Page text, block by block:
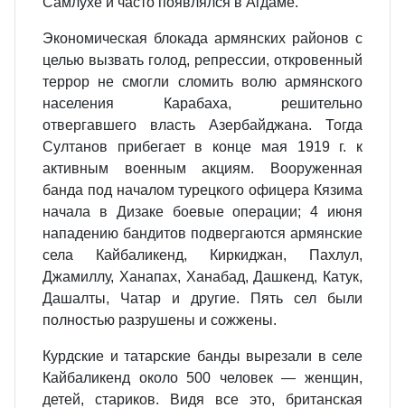
Экономическая блокада армянских районов с
целью вызвать голод, репрессии, откровенный
террор не смогли сломить волю армянского
населения Карабаха, решительно
отвергавшего власть Азербайджана. Тогда
Султанов прибегает в конце мая 1919 г. к
активным военным акциям. Вооруженная
банда под началом турецкого офицера Кязима
начала в Дизаке боевые операции; 4 июня
нападению бандитов подвергаются армянские
села Кайбаликенд, Киркиджан, Пахлул,
Джамиллу, Ханапах, Ханабад, Дашкенд, Катук,
Дашалты, Чатар и другие. Пять сел были
полностью разрушены и сожжены.
Курдские и татарские банды вырезали в селе
Кайбаликенд около 500 человек — женщин,
детей, стариков. Видя все это, британская